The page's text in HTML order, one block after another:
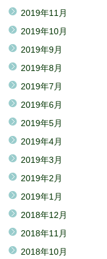
2019年11月
2019年10月
2019年9月
2019年8月
2019年7月
2019年6月
2019年5月
2019年4月
2019年3月
2019年2月
2019年1月
2018年12月
2018年11月
2018年10月